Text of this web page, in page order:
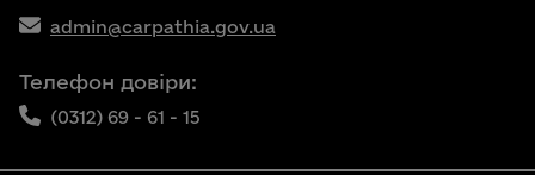
admin@carpathia.gov.ua
Телефон довіри:
(0312) 69 - 61 - 15